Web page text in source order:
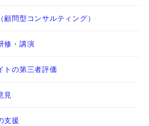
問型コンサルティング）
修・講演
トの第三者評価
見
支援